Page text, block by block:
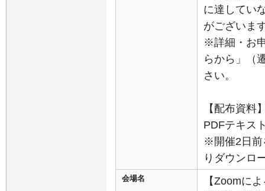
に達してい
がございま
※詳細・お
らから」（
さい。
【配布資料
PDFテキス
※開催2日前
りダウンロ
会場名
【Zoomに